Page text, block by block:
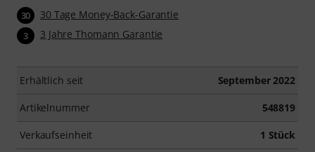
30 30 Tage Money-Back-Garantie
3 3 Jahre Thomann Garantie
Erhältlich seit September 2022
Artikelnummer 548819
Verkaufseinheit 1 Stück